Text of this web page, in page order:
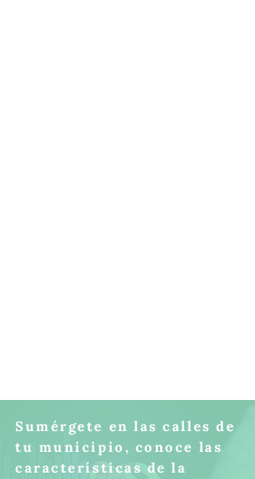
Sumérgete en las calles de
tu municipio, conoce las
características de la